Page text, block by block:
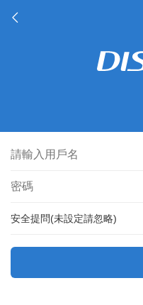
安全提問(未設定請忽略)